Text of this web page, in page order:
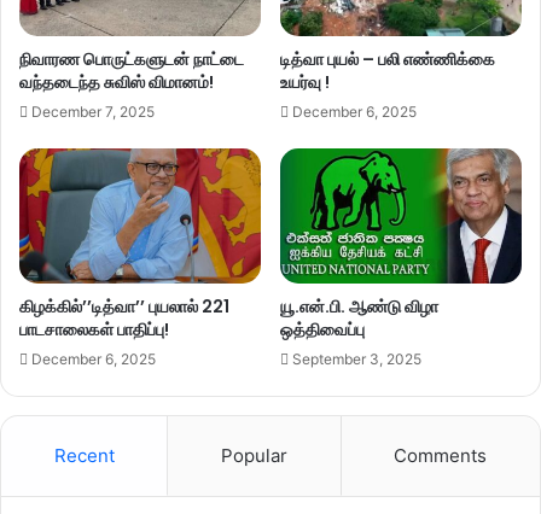
நிவாரண பொருட்களுடன் நாட்டை
வந்தடைந்த சுவிஸ் விமானம்!
December 7, 2025
டித்வா புயல் – பலி எண்ணிக்கை
உயர்வு !
December 6, 2025
கிழக்கில்’’டித்வா’’ புயலால் 221
பாடசாலைகள் பாதிப்பு!
December 6, 2025
யூ.என்.பி. ஆண்டு விழா
ஒத்திவைப்பு
September 3, 2025
Recent Popular Comments